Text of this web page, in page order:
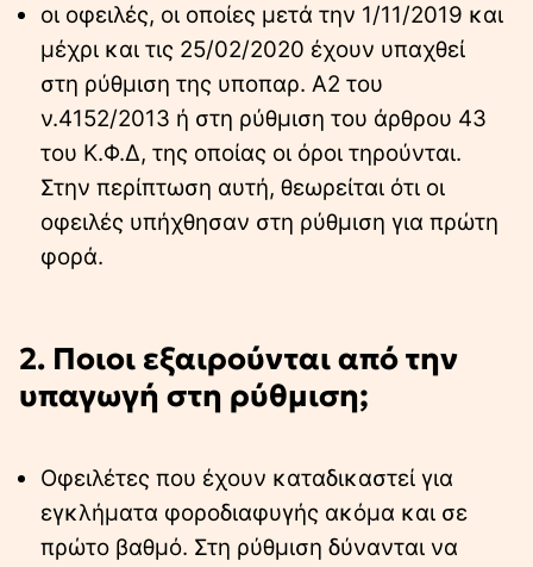
οι οφειλές, οι οποίες μετά την 1/11/2019 και
μέχρι και τις 25/02/2020 έχουν υπαχθεί
στη ρύθμιση της υποπαρ. Α2 του
ν.4152/2013 ή στη ρύθμιση του άρθρου 43
του Κ.Φ.Δ, της οποίας οι όροι τηρούνται.
Στην περίπτωση αυτή, θεωρείται ότι οι
οφειλές υπήχθησαν στη ρύθμιση για πρώτη
φορά.
2. Ποιοι εξαιρούνται από την
υπαγωγή στη ρύθμιση;
Oφειλέτες που έχουν καταδικαστεί για
εγκλήματα φοροδιαφυγής ακόμα και σε
πρώτο βαθμό. Στη ρύθμιση δύνανται να